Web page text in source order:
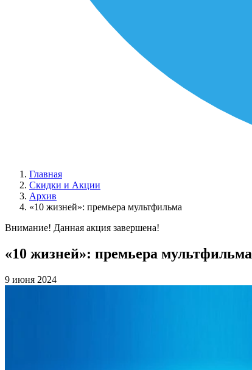
Главная
Скидки и Акции
Архив
«10 жизней»: премьера мультфильма
Внимание! Данная акция завершена!
«10 жизней»: премьера мультфильма
9 июня 2024